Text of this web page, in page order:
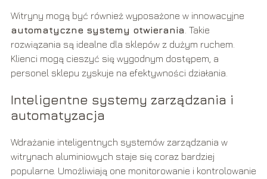
Witryny mogą być również wyposażone w innowacyjne
automatyczne systemy otwierania . Takie
rozwiązania są idealne dla sklepów z dużym ruchem.
Klienci mogą cieszyć się wygodnym dostępem, a
personel sklepu zyskuje na efektywności działania.
Inteligentne systemy zarządzania i
automatyzacja
Wdrażanie inteligentnych systemów zarządzania w
witrynach aluminiowych staje się coraz bardziej
popularne. Umożliwiają one monitorowanie i kontrolowanie